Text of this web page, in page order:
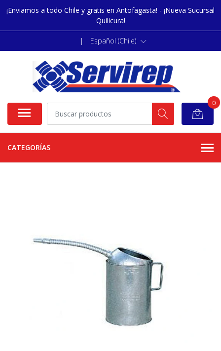
¡Enviamos a todo Chile y gratis en Antofagasta! - ¡Nueva Sucursal
Quilicura!
| Español (Chile)
0
CATEGORÍAS